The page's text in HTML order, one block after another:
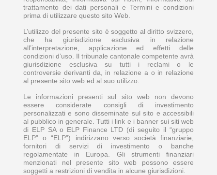
trattamento dei dati personali e Termini e condizioni
prima di utilizzare questo sito Web.
L’utilizzo del presente sito è soggetto al diritto svizzero,
che ha giurisdizione esclusiva in relazione
all’interpretazione, applicazione ed effetti delle
condizioni d’uso. Il tribunale cantonale competente avrà
giurisdizione esclusiva su tutti i reclami o le
controversie derivanti da, in relazione a o in relazione
al presente sito web ed al suo utilizzo.
Le informazioni presenti sul sito web non devono
essere considerate consigli di investimento
personalizzati e sono disseminate sul sito e accessibili
al pubblico in generale. Tutti i link e i banner sui siti web
di ELP SA o ELP Finance LTD (di seguito il “gruppo
ELP” o “ELP”) indirizzano verso società finanziarie,
fornitori di servizi di investimento o banche
regolamentate in Europa. Gli strumenti finanziari
menzionati nel presente sito web possono essere
soggetti a restrizioni di vendita in alcune giurisdizioni.